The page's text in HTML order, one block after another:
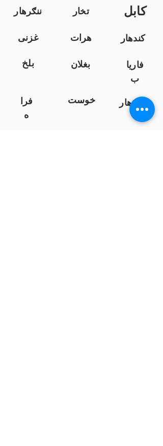
ننګرهار تخار کابل
غزنی هرات
کندهار
بلخ
بغلان
فاریا
ب
فرا
ه
خوست ننګرهار